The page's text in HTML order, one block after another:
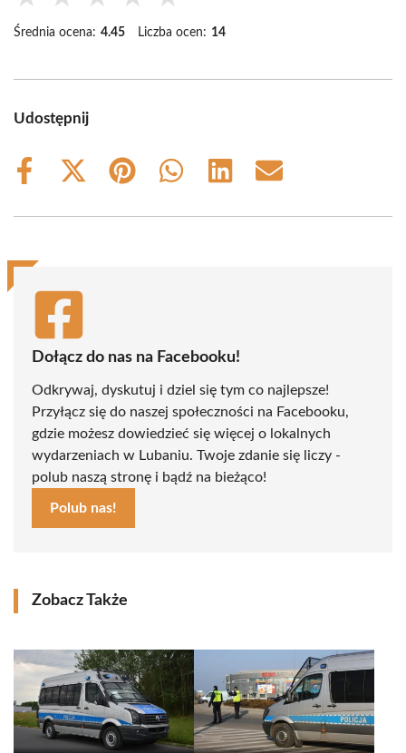
Średnia ocena: 4.45 Liczba ocen: 14
Udostępnij
Share
Share
(Twitter)
Share
Share
Share
Share
Dołącz do nas na Facebooku!
Odkrywaj, dyskutuj i dziel się tym co najlepsze!
Przyłącz się do naszej społeczności na Facebooku,
gdzie możesz dowiedzieć się więcej o lokalnych
wydarzeniach w Lubaniu. Twoje zdanie się liczy -
polub naszą stronę i bądź na bieżąco!
Polub nas!
Zobacz Także